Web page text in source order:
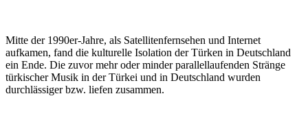
Mitte der 1990er-Jahre, als Satellitenfernsehen und Internet
aufkamen, fand die kulturelle Isolation der Türken in Deutschland
ein Ende. Die zuvor mehr oder minder parallellaufenden Stränge
türkischer Musik in der Türkei und in Deutschland wurden
durchlässiger bzw. liefen zusammen.